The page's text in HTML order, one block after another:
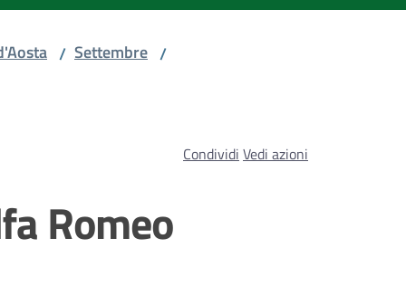
/ Settembre /
Romeo
Condividi Vedi azioni